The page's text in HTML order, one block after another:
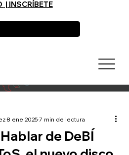
| INSCRÍBETE
de DeBÍ
8 ene 2025 7 min de lectura